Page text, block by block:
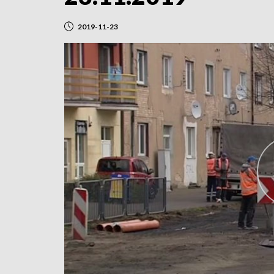
2019-11-23